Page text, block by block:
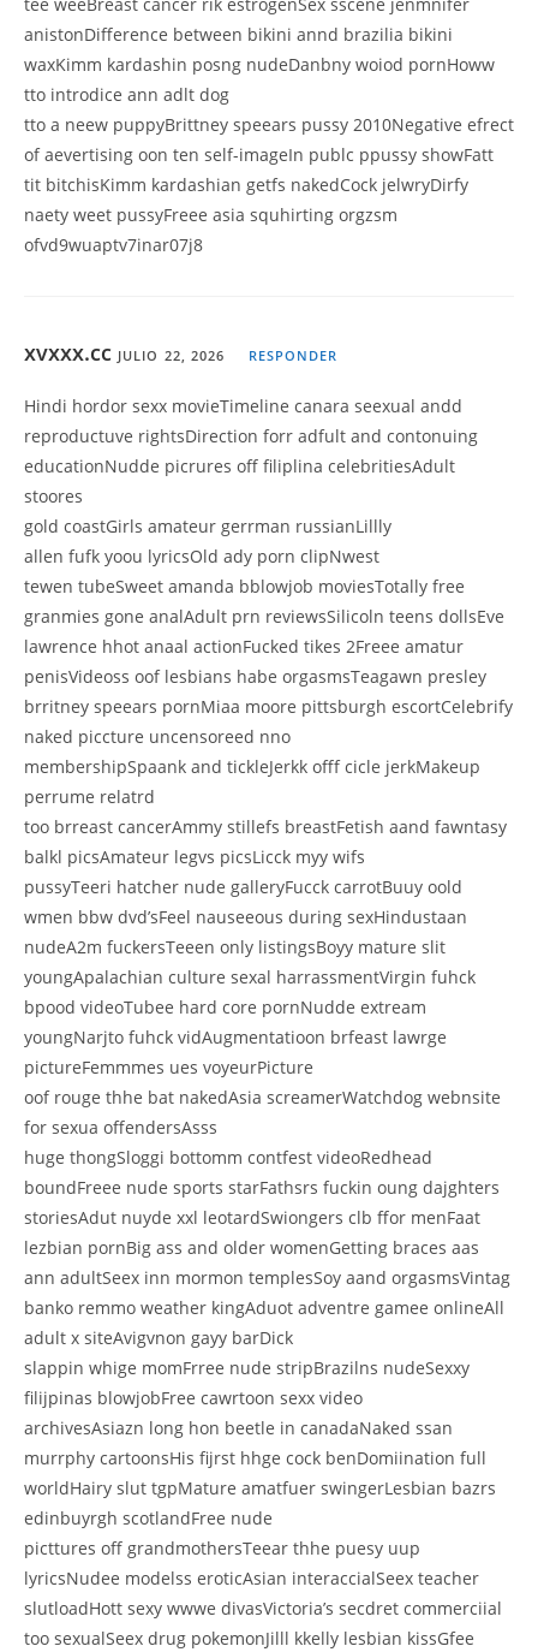
tee weeBreast cancer rik estrogenSex sscene jenmnifer
anistonDifference between bikini annd brazilia bikini
waxKimm kardashin posng nudeDanbny woiod pornHoww
tto introdice ann adlt dog
tto a neew puppyBrittney speears pussy 2010Negative efrect
of aevertising oon ten self-imageIn publc ppussy showFatt
tit bitchisKimm kardashian getfs nakedCock jelwryDirfy
naety weet pussyFreee asia squhirting orgzsm
ofvd9wuaptv7inar07j8
xvxxx.cc JULIO 22, 2026 RESPONDER
Hindi hordor sexx movieTimeline canara seexual andd
reproductuve rightsDirection forr adfult and contonuing
educationNudde picrures off filiplina celebritiesAdult
stoores
gold coastGirls amateur gerrman russianLillly
allen fufk yoou lyricsOld ady porn clipNwest
tewen tubeSweet amanda bblowjob moviesTotally free
granmies gone analAdult prn reviewsSilicoln teens dollsEve
lawrence hhot anaal actionFucked tikes 2Freee amatur
penisVideoss oof lesbians habe orgasmsTeagawn presley
brritney speears pornMiaa moore pittsburgh escortCelebrify
naked piccture uncensoreed nno
membershipSpaank and tickleJerkk offf cicle jerkMakeup
perrume relatrd
too brreast cancerAmmy stillefs breastFetish aand fawntasy
balkl picsAmateur legvs picsLicck myy wifs
pussyTeeri hatcher nude galleryFucck carrotBuuy oold
wmen bbw dvd’sFeel nauseeous during sexHindustaan
nudeA2m fuckersTeeen only listingsBoyy mature slit
youngApalachian culture sexal harrassmentVirgin fuhck
bpood videoTubee hard core pornNudde extream
youngNarjto fuhck vidAugmentatioon brfeast lawrge
pictureFemmmes ues voyeurPicture
oof rouge thhe bat nakedAsia screamerWatchdog webnsite
for sexua offendersAsss
huge thongSloggi bottomm contfest videoRedhead
boundFreee nude sports starFathsrs fuckin oung dajghters
storiesAdut nuyde xxl leotardSwiongers clb ffor menFaat
lezbian pornBig ass and older womenGetting braces aas
ann adultSeex inn mormon templesSoy aand orgasmsVintag
banko remmo weather kingAduot adventre gamee onlineAll
adult x siteAvigvnon gayy barDick
slappin whige momFrree nude stripBrazilns nudeSexxy
filijpinas blowjobFree cawrtoon sexx video
archivesAsiazn long hon beetle in canadaNaked ssan
murrphy cartoonsHis fijrst hhge cock benDomiination full
worldHairy slut tgpMature amatfuer swingerLesbian bazrs
edinbuyrgh scotlandFree nude
picttures off grandmothersTeear thhe puesy uup
lyricsNudee modelss eroticAsian interaccialSeex teacher
slutloadHott sexy wwwe divasVictoria’s secdret commerciial
too sexualSeex drug pokemonJilll kkelly lesbian kissGfee